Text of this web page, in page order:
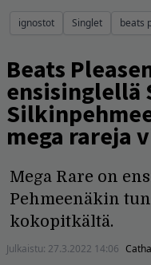
ignostot Singlet beats
Beats
ensisinglellä
mega rareja
Mega Rare on
Pehmeenäkin
kokopitkältä.
Julkaistu: 27.3.2022 14:06